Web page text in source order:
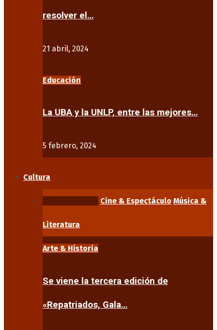
resolver el…
21 abril, 2024
Educación
La UBA y la UNLP, entre las mejores…
5 febrero, 2024
Cultura
Cine & Espectáculo Música &
Literatura
Arte & Historia
Se viene la tercera edición de
«Repatriados, Gala…